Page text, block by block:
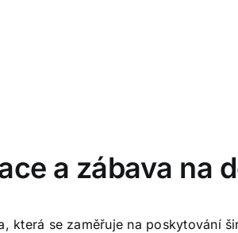
a zábava na
která se zaměřuje na poskytování